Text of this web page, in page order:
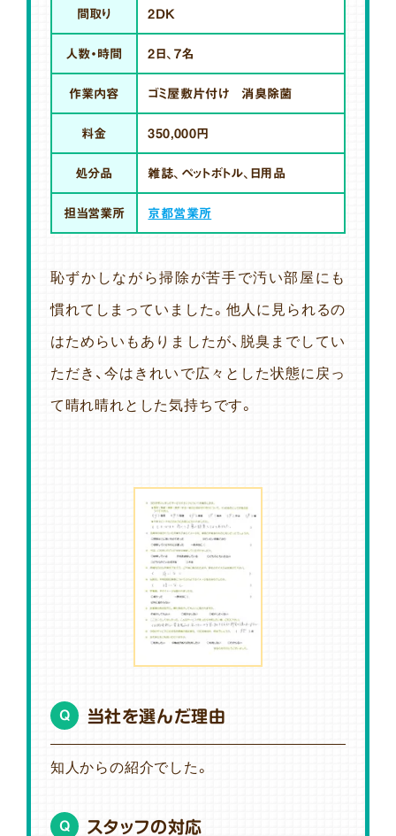
間取り 2DK
人数・時間 2日、7名
作業内容 ゴミ屋敷片付け 消臭除菌
料金 350,000円
処分品 雑誌、ペットボトル、日用品
担当営業所 京都営業所
恥ずかしながら掃除が苦手で汚い部屋にも
慣れてしまっていました。他人に見られるの
はためらいもありましたが、脱臭までしてい
ただき、今はきれいで広々とした状態に戻っ
て晴れ晴れとした気持ちです。
Q 当社を選んだ理由
知人からの紹介でした。
Q スタッフの対応